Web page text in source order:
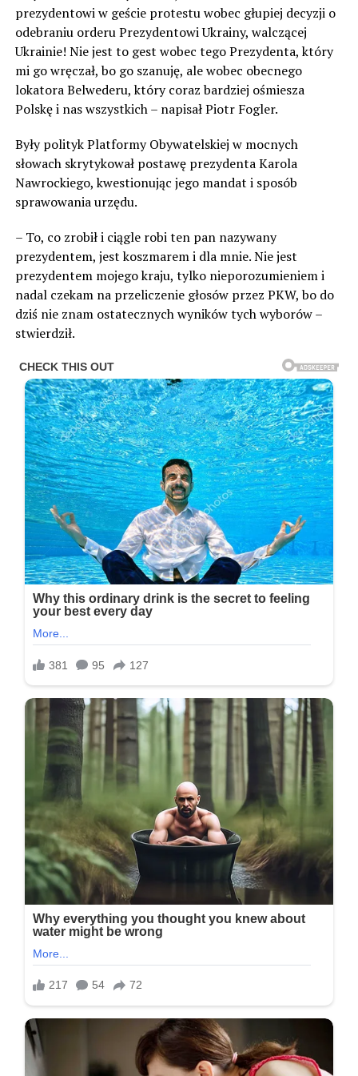
prezydentowi w geście protestu wobec głupiej decyzji o
odebraniu orderu Prezydentowi Ukrainy, walczącej
Ukrainie! Nie jest to gest wobec tego Prezydenta, który
mi go wręczał, bo go szanuję, ale wobec obecnego
lokatora Belwederu, który coraz bardziej ośmiesza
Polskę i nas wszystkich – napisał Piotr Fogler.
Były polityk Platformy Obywatelskiej w mocnych
słowach skrytykował postawę prezydenta Karola
Nawrockiego, kwestionując jego mandat i sposób
sprawowania urzędu.
– To, co zrobił i ciągle robi ten pan nazywany
prezydentem, jest koszmarem i dla mnie. Nie jest
prezydentem mojego kraju, tylko nieporozumieniem i
nadal czekam na przeliczenie głosów przez PKW, bo do
dziś nie znam ostatecznych wyników tych wyborów –
stwierdził.